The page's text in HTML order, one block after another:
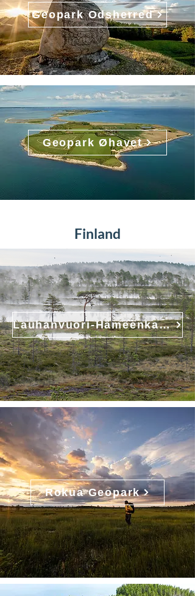
Geopark Odsherred
Geopark Øhavet
Finland
Lauhanvuori-Hämeenkangas Geopark
Rokua Geopark